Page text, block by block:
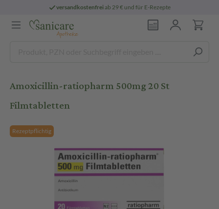
versandkostenfreiab 29 € und für E-Rezepte
Amoxicillin-ratiopharm 500mg 20 St
Filmtabletten
Rezeptpflichtig